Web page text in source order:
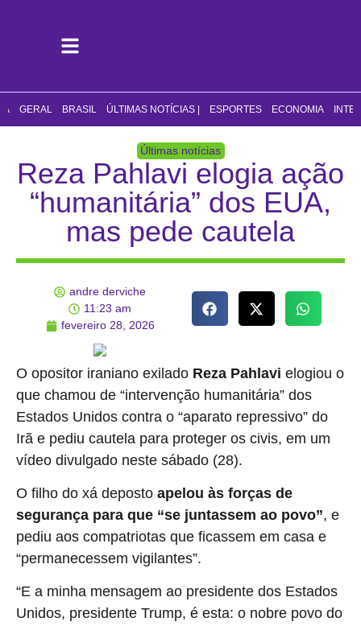
GERAL BRASIL ÚLTIMAS NOTÍCIAS | ESPORTES ECONOMIA
Últimas notícias
Reza Pahlavi elogia ação
“humanitária” dos EUA,
mas pede cautela
andre derviche
11:23 am
fevereiro 28, 2026
O opositor iraniano exilado Reza Pahlavi elogiou o
que chamou de “intervenção humanitária” dos
Estados Unidos contra o “aparato repressivo” do
Irã e pediu cautela para proteger os civis, em um
vídeo divulgado neste sábado (28).
O filho do xá deposto apelou às forças de
segurança para que “se juntassem ao povo”, e
pediu aos compatriotas que ficassem em casa e
“permanecessem vigilantes”.
“E a minha mensagem ao presidente dos Estados
Unidos, presidente Trump, é esta: o nobre povo do